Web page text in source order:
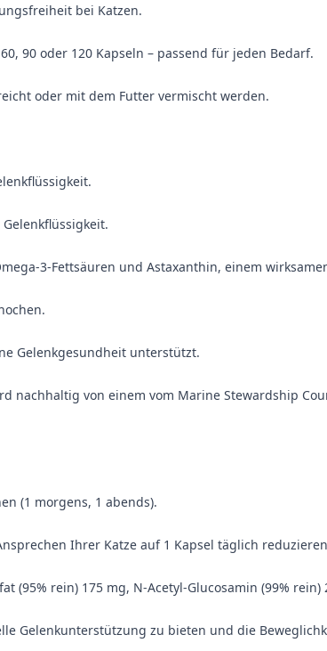
bei Katzen.
90 oder 120 Kapseln – passend für jeden Bedarf.
oder mit dem Futter vermischt werden.
3-Fettsäuren und Astaxanthin, einem
Gelenkgesundheit unterstützt.
nachhaltig von einem vom Marine Stewardship
(1 morgens, 1 abends).
Ihrer Katze auf 1 Kapsel täglich
(95% rein) 175 mg, N-Acetyl-Glucosamin (99%
Gelenkunterstützung zu bieten und die